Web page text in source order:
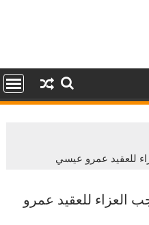
للعقيد عمرو عيسي
العزاء للعقيد عمرو